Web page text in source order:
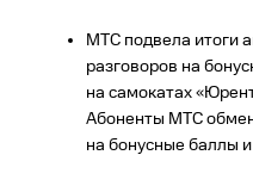
МТС подвела итоги
разговоров на
на самокатах
Абоненты МТС
на бонусные баллы